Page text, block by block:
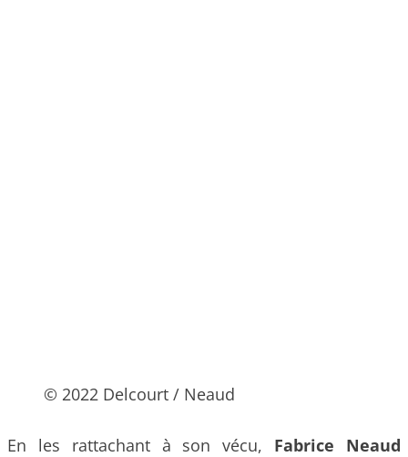
© 2022 Delcourt / Neaud
En les rattachant à son vécu, Fabrice Neaud